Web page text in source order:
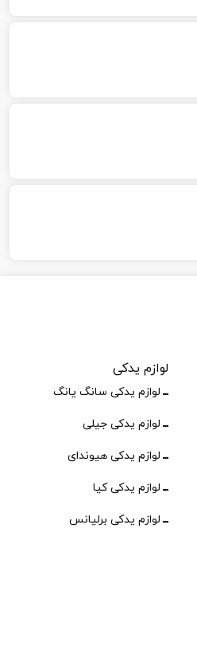
لوازم یدکی
لوازم یدکی سانگ یانگ
لوازم یدکی جیلی
لوازم یدکی هیوندای
لوازم یدکی کیا
لوازم یدکی برلیانس